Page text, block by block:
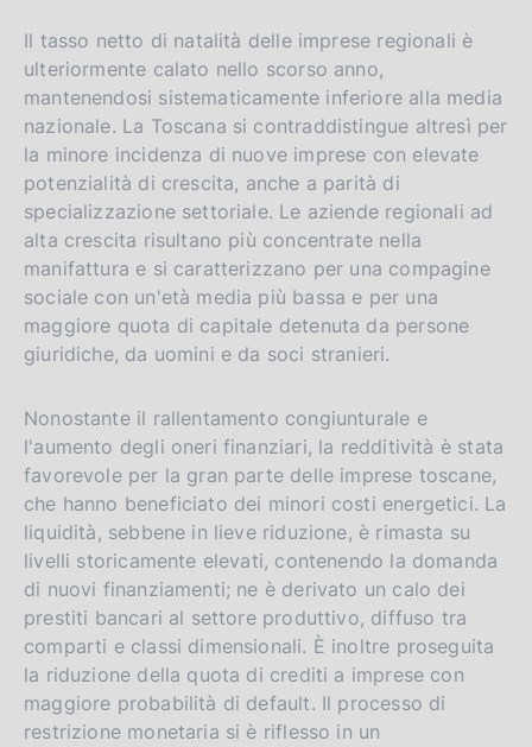
Il tasso netto di natalità delle imprese regionali è
ulteriormente calato nello scorso anno,
mantenendosi sistematicamente inferiore alla media
nazionale. La Toscana si contraddistingue altresì per
la minore incidenza di nuove imprese con elevate
potenzialità di crescita, anche a parità di
specializzazione settoriale. Le aziende regionali ad
alta crescita risultano più concentrate nella
manifattura e si caratterizzano per una compagine
sociale con un'età media più bassa e per una
maggiore quota di capitale detenuta da persone
giuridiche, da uomini e da soci stranieri.
Nonostante il rallentamento congiunturale e
l'aumento degli oneri finanziari, la redditività è stata
favorevole per la gran parte delle imprese toscane,
che hanno beneficiato dei minori costi energetici. La
liquidità, sebbene in lieve riduzione, è rimasta su
livelli storicamente elevati, contenendo la domanda
di nuovi finanziamenti; ne è derivato un calo dei
prestiti bancari al settore produttivo, diffuso tra
comparti e classi dimensionali. È inoltre proseguita
la riduzione della quota di crediti a imprese con
maggiore probabilità di default. Il processo di
restrizione monetaria si è riflesso in un